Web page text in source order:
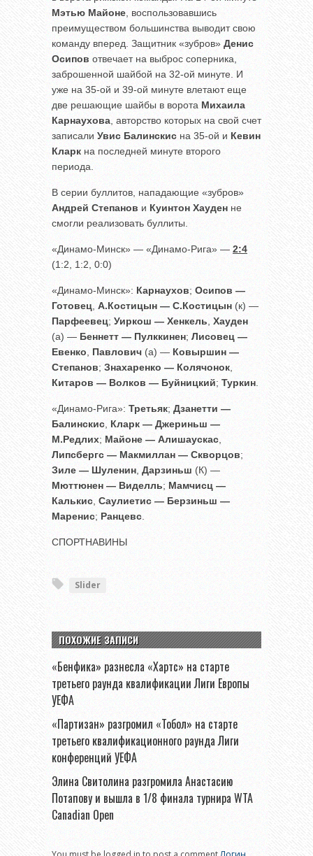
Мэтью Майоне , воспользовавшись
преимуществом большинства выводит свою
команду вперед. Защитник «зубров» Денис
Осипов отвечает на выброс соперника,
заброшенной шайбой на 32-ой минуте. И
уже на 35-ой и 39-ой минуте влетают еще
две решающие шайбы в ворота Михаила
Карнаухова , авторство которых на свой счет
записали Увис Балинскис на 35-ой и Кевин
Кларк на последней минуте второго
периода.
В серии буллитов, нападающие «зубров»
Андрей Степанов и Куинтон Хауден не
смогли реализовать буллиты.
«Динамо-Минск» — «Динамо-Рига» — 2:4
(1:2, 1:2, 0:0)
«Динамо-Минск»: Карнаухов; Осипов —
Готовец А.Костицын — С.Костицын (к) —
Парфеевец; Уиркош — Хенкель Хауден
(а) — Беннетт — Пулккинен; Лисовец —
Евенко Павлович (а) — Ковыршин —
Степанов; Знахаренко — Колячонок
Китаров — Волков — Буйницкий; Туркин
«Динамо-Рига»: Третьяк; Дзанетти —
Балинскис Кларк — Джериньш —
М.Редлих; Майоне — Алишаускас
Липсбергс — Макмиллан — Скворцов;
Зиле — Шуленин Дарзиньш (К) —
Мюттюнен — Виделль; Мамчисц —
Калькис Саулиетис — Берзиньш —
Маренис; Ранцевс
СПОРТНАВИНЫ
Slider
ПОХОЖИЕ ЗАПИСИ
«Бенфика» разнесла «Хартс» на старте
третьего раунда квалификации Лиги Европы
УЕФА
«Партизан» разгромил «Тобол» на старте
третьего квалификационного раунда Лиги
конференций УЕФА
Элина Свитолина разгромила Анастасию
Потапову и вышла в 1/8 финала турнира WTA
Canadian Open